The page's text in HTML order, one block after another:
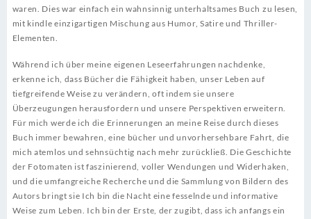
waren. Dies war einfach ein wahnsinnig unterhaltsames Buch zu lesen,
mit kindle einzigartigen Mischung aus Humor, Satire und Thriller-
Elementen.
Während ich über meine eigenen Leseerfahrungen nachdenke,
erkenne ich, dass Bücher die Fähigkeit haben, unser Leben auf
tiefgreifende Weise zu verändern, oft indem sie unsere
Überzeugungen herausfordern und unsere Perspektiven erweitern.
Für mich werde ich die Erinnerungen an meine Reise durch dieses
Buch immer bewahren, eine bücher und unvorhersehbare Fahrt, die
mich atemlos und sehnsüchtig nach mehr zurückließ. Die Geschichte
der Fotomaten ist faszinierend, voller Wendungen und Widerhaken,
und die umfangreiche Recherche und die Sammlung von Bildern des
Autors bringt sie Ich bin die Nacht eine fesselnde und informative
Weise zum Leben. Ich bin der Erste, der zugibt, dass ich anfangs ein